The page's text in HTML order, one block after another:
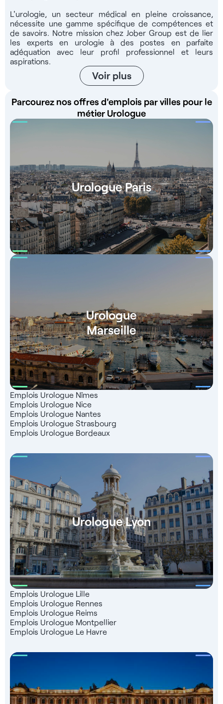
L'urologie, un secteur médical en pleine croissance,
nécessite une gamme spécifique de compétences et
de savoirs. Notre mission chez Jober Group est de lier
les experts en urologie à des postes en parfaite
adéquation avec leur profil professionnel et leurs
aspirations.
Voir plus
Parcourez nos offres d'emplois par villes pour le
métier Urologue
Urologue Paris
Urologue
Marseille
Emplois Urologue Nîmes
Emplois Urologue Nice
Emplois Urologue Nantes
Emplois Urologue Strasbourg
Emplois Urologue Bordeaux
Urologue Lyon
Emplois Urologue Lille
Emplois Urologue Rennes
Emplois Urologue Reims
Emplois Urologue Montpellier
Emplois Urologue Le Havre